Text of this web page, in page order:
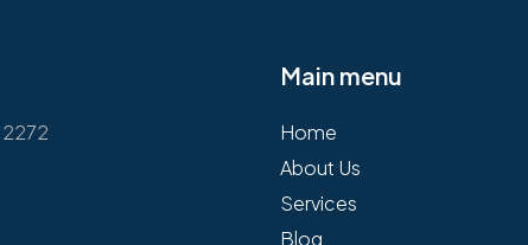
2272
Main menu
Home
About Us
Services
Blog